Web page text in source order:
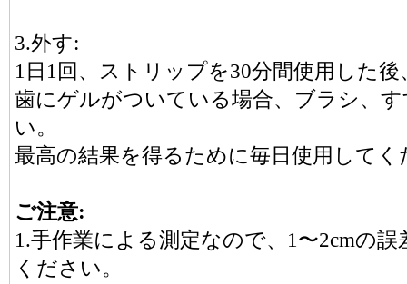
3.外す:
1日1回、ストリップを30分間使用した
歯にゲルがついている場合、ブラシ、
い。
最高の結果を得るために毎日使用してく
ご注意:
1.手作業による測定なので、1〜2cmの
ください。